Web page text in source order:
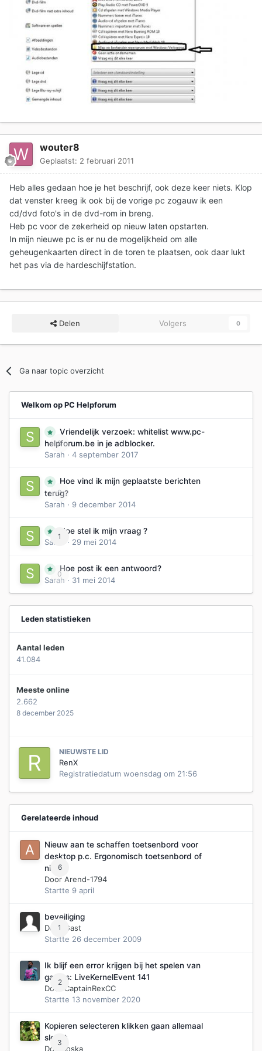
wouter8
Geplaatst: 2 februari 2011
Heb alles gedaan hoe je het beschrijf, ook deze keer niets. Klop
dat venster kreeg ik ook bij de vorige pc zogauw ik een
cd/dvd foto's in de dvd-rom in breng.
Heb pc voor de zekerheid op nieuw laten opstarten.
In mijn nieuwe pc is er nu de mogelijkheid om alle
geheugenkaarten direct in de toren te plaatsen, ook daar lukt
het pas via de hardeschijfstation.
Delen Volgers 0
Ga naar topic overzicht
Welkom op PC Helpforum
0
Vriendelijk verzoek: whitelist www.pc-
helpforum.be in je adblocker.
Sarah · 4 september 2017
0
Hoe vind ik mijn geplaatste berichten
terug?
Sarah · 9 december 2014
1
Hoe stel ik mijn vraag ?
Sarah
· 29 mei 2014
0
Hoe post ik een antwoord?
Sarah · 31 mei 2014
Leden statistieken
Aantal leden
41.084
Meeste online
2.662
8 december 2025
NIEUWSTE LID
RenX
Registratiedatum woensdag om 21:56
Gerelateerde inhoud
6
Nieuw aan te schaffen toetsenbord voor
desktop p.c. Ergonomisch toetsenbord of
niet?
Door Arend-1794
Startte 9 april
1
beveiliging
Door Gast
Startte 26 december 2009
2
Ik blijf een error krijgen bij het spelen van
games: LiveKernelEvent 141
Door CaptainRexCC
Startte 13 november 2020
3
Kopieren selecteren klikken gaan allemaal
slecht
Door joska